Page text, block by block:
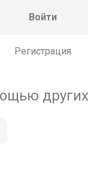
Войти
Регистрация